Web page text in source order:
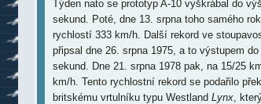
Týden nato se prototyp A-10 vyškrábal do
sekund. Poté, dne 13. srpna toho samého
rychlostí 333 km/h. Další rekord ve
připsal dne 26. srpna 1975, a to výstupem
sekund. Dne 21. srpna 1978 pak, na 15/25
km/h. Tento rychlostní rekord se podařilo
britskému vrtulníku typu Westland Lynx,